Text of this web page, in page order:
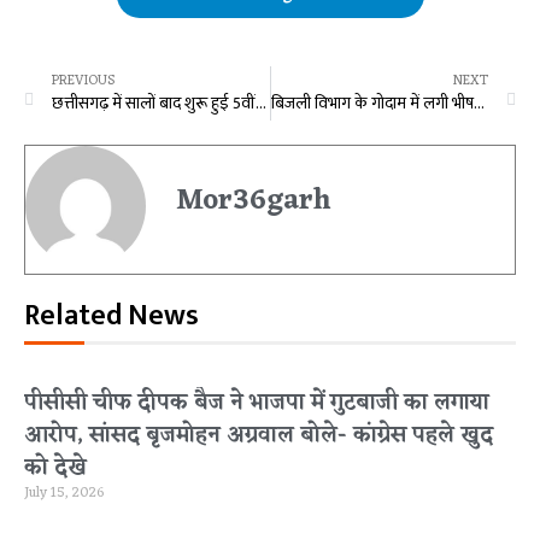
PREVIOUS
छत्तीसगढ़ में सालों बाद शुरू हुई 5वीं और 8वीं की केंद्रीकृत परीक्षा, आज से पांचवीं के छात्र दे रहे पेपर
NEXT
बिजली विभाग के गोदाम में लगी भीषण आग, नए-पुराने ट्रांसफार्मर जलकर खाक, इलाके में मचा हड़कंप
Mor36garh
Related News
पीसीसी चीफ दीपक बैज ने भाजपा में गुटबाजी का लगाया
आरोप, सांसद बृजमोहन अग्रवाल बोले- कांग्रेस पहले खुद
को देखे
July 15, 2026